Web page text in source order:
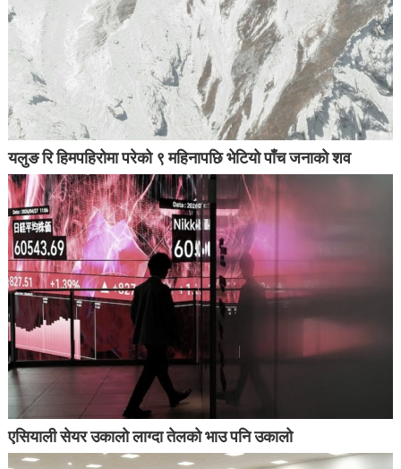
यलुङ रि हिमपहिरोमा परेको ९ महिनापछि भेटियो पाँच जनाको शव
एसियाली सेयर उकालो लाग्दा तेलको भाउ पनि उकालो